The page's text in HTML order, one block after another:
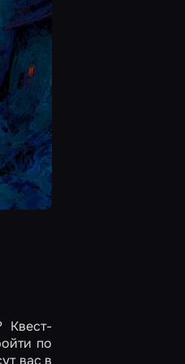
Квест-
по
вас в